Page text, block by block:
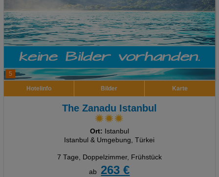
5
Hotelinfo Bilder Karte
The Zanadu Istanbul
Ort: Istanbul
Istanbul & Umgebung, Türkei
7 Tage, Doppelzimmer, Frühstück
ab
263 €